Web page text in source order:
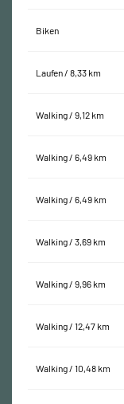
Biken
Laufen / 8,33 km
Walking / 9,12 km
Walking / 6,49 km
Walking / 6,49 km
Walking / 3,69 km
Walking / 9,96 km
Walking / 12,47 km
Walking / 10,48 km